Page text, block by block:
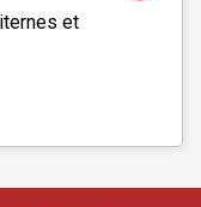
et